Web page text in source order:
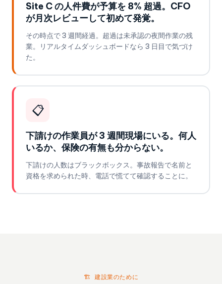
Site C の人件費が予算を 8% 超過。CFO
が月次レビューして初めて発覚。
その時点で 3 週間経過。超過は未承認の夜間作業の残
業。リアルタイムダッシュボードなら 3 日目で気づけ
た。
📋
下請けの作業員が 3 週間現場にいる。何人
いるか、保険の有無も分からない。
下請けの人数はブラックボックス。事故報告で名前と
資格を求められた時、電話で慌てて確認することに。
🏗️ 建設業のために